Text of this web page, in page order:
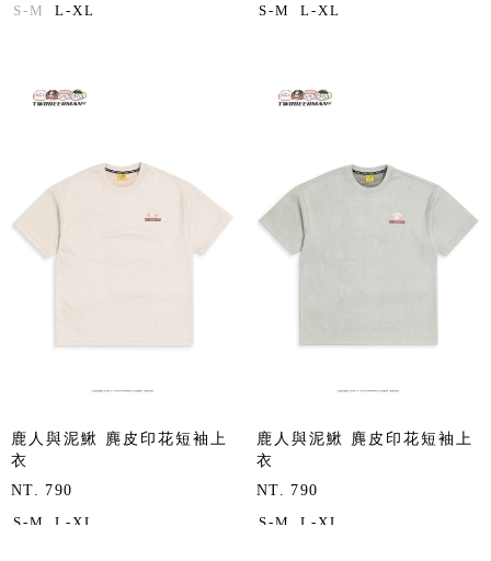
S-M L-XL S-M L-XL
鹿人與泥鰍 麂皮印花短袖上
衣
NT. 790
S-M L-XL
鹿人與泥鰍 麂皮印花短袖上
衣
NT. 790
S-M L-XL